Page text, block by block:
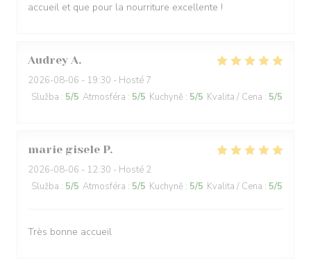
accueil et que pour la nourriture excellente !
Audrey A
2026-08-06 - 19:30 - Hosté 7
Služba : 5/5 Atmosféra : 5/5 Kuchyně : 5/5 Kvalita / Cena : 5/5
marie gisele P
2026-08-06 - 12:30 - Hosté 2
Služba : 5/5 Atmosféra : 5/5 Kuchyně : 5/5 Kvalita / Cena : 5/5
Très bonne accueil